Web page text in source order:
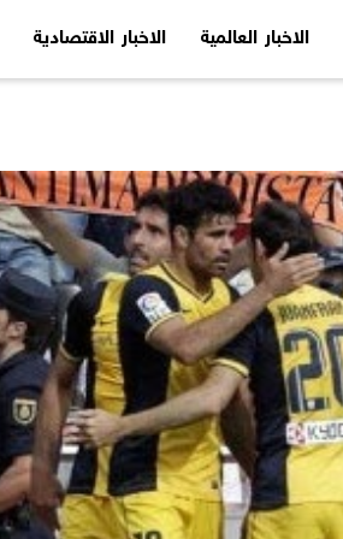
الاخبار العالمية الاخبار الاقتصادية